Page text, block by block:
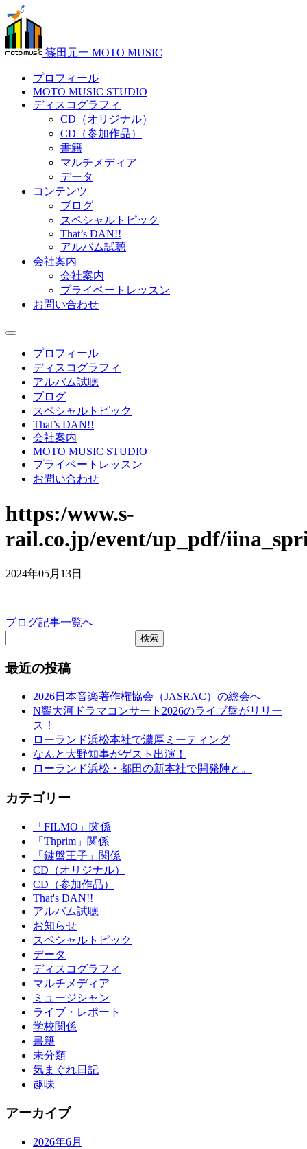
篠田元一 MOTO MUSIC
プロフィール
MOTO MUSIC STUDIO
ディスコグラフィ
CD（オリジナル）
CD（参加作品）
書籍
マルチメディア
データ
コンテンツ
ブログ
スペシャルトピック
That’s DAN!!
アルバム試聴
会社案内
会社案内
プライベートレッスン
お問い合わせ
プロフィール
ディスコグラフィ
アルバム試聴
ブログ
スペシャルトピック
That’s DAN!!
会社案内
MOTO MUSIC STUDIO
プライベートレッスン
お問い合わせ
https:/www.s-
rail.co.jp/event/up_pdf/
2024年05月13日
ブログ記事一覧へ
検索
最近の投稿
2026日本音楽著作権協会（JASRAC）の総会へ
N響大河ドラマコンサート2026のライブ盤がリリー
ス！
ローランド浜松本社で濃厚ミーティング
なんと大野知事がゲスト出演！
ローランド浜松・都田の新本社で開発陣と。
カテゴリー
「FILMO」関係
「Thprim」関係
「鍵盤王子」関係
CD（オリジナル）
CD（参加作品）
That's DAN!!
アルバム試聴
お知らせ
スペシャルトピック
データ
ディスコグラフィ
マルチメディア
ミュージシャン
ライブ・レポート
学校関係
書籍
未分類
気まぐれ日記
趣味
アーカイブ
2026年6月